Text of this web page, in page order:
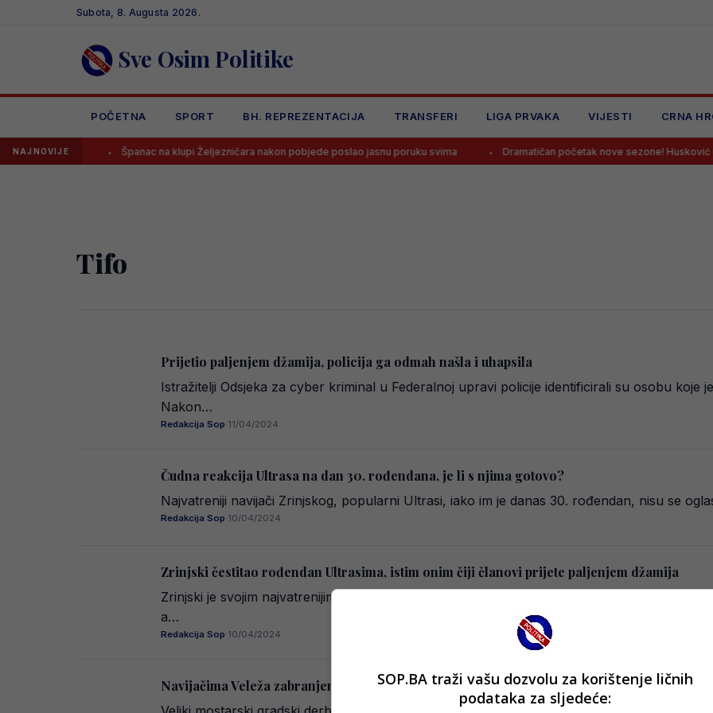
Subota, 8. Augusta 2026.
Sve Osim Politike
POČETNA SPORT BH. REPREZENTACIJA TRANSFERI LIGA PRVAKA VIJESTI CRNA
NAJNOVIJE
na A listi Španac na klupi Željezničara nakon pobjede poslao jasnu poruku svima Dramatičan početak nove sezone! Husković u
Tifo
Prijetio paljenjem džamija, policija ga odmah našla i uhapsila
Istražitelji Odsjeka za cyber kriminal u Federalnoj upravi policije identificirali su osobu koje
Nakon…
Redakcija Sop·11/04/2024
Čudna reakcija Ultrasa na dan 30. rođendana, je li s njima gotovo?
Najvatreniji navijači Zrinjskog, popularni Ultrasi, iako im je danas 30. rođendan, nisu se
Redakcija Sop·10/04/2024
Zrinjski čestitao rođendan Ultrasima, istim onim čiji članovi prijete paljenjem džamija
Zrinjski je svojim najvatrenijim navijačima “Ultrasima” čestitao 30 godina postojanja. Ultrasi
a…
Redakcija Sop·10/04/2024
Navijačima Veleža zabranjen dolazak na derbi protiv Zrinjskog
SOP.BA traži vašu dozvolu za korištenje ličnih
podataka za sljedeće: